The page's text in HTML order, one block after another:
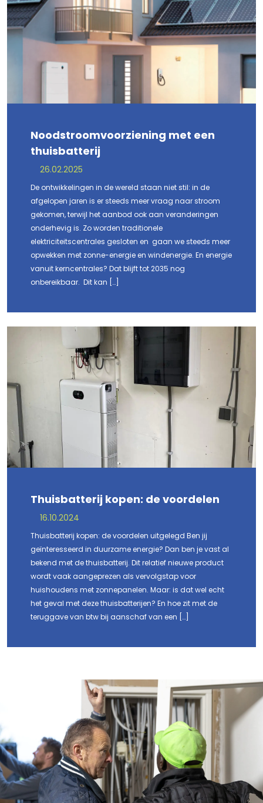
Noodstroomvoorziening met een
thuisbatterij
26.02.2025
De ontwikkelingen in de wereld staan niet stil: in de
afgelopen jaren is er steeds meer vraag naar stroom
gekomen, terwijl het aanbod ook aan veranderingen
onderhevig is. Zo worden traditionele
elektriciteitscentrales gesloten en gaan we steeds meer
opwekken met zonne-energie en windenergie. En energie
vanuit kerncentrales? Dat blijft tot 2035 nog
onbereikbaar. Dit kan […]
Thuisbatterij kopen: de voordelen
16.10.2024
Thuisbatterij kopen: de voordelen uitgelegd Ben jij
geïnteresseerd in duurzame energie? Dan ben je vast al
bekend met de thuisbatterij. Dit relatief nieuwe product
wordt vaak aangeprezen als vervolgstap voor
huishoudens met zonnepanelen. Maar: is dat wel echt
het geval met deze thuisbatterijen? En hoe zit met de
teruggave van btw bij aanschaf van een […]